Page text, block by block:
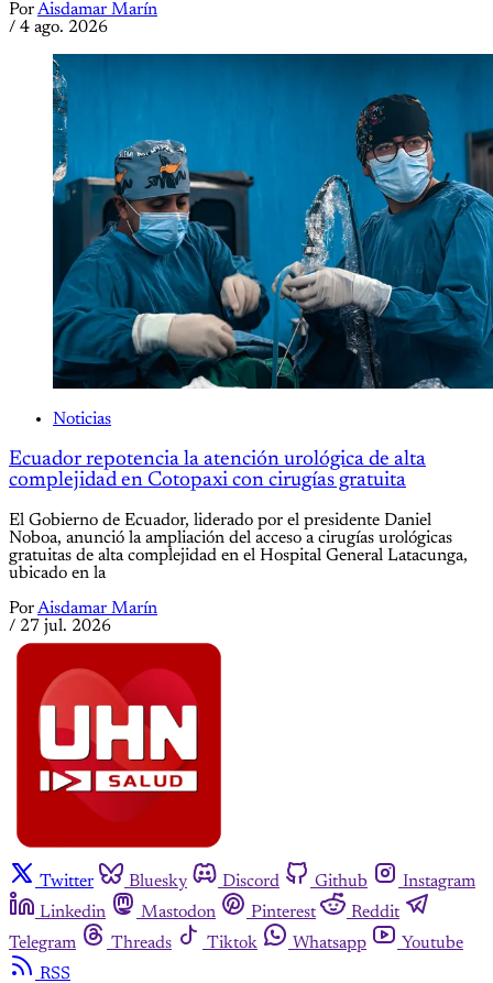
PorAisdamar Marín
/ 4 ago. 2026
Noticias
Ecuador repotencia la atención urológica de alta
complejidad en Cotopaxi con cirugías gratuita
El Gobierno de Ecuador, liderado por el presidente Daniel
Noboa, anunció la ampliación del acceso a cirugías urológicas
gratuitas de alta complejidad en el Hospital General Latacunga,
ubicado en la
PorAisdamar Marín
/ 27 jul. 2026
Twitter Bluesky Discord Github
Instagram
Linkedin
Mastodon Pinterest
Reddit
Telegram
Threads Tiktok Whatsapp
Youtube
RSS